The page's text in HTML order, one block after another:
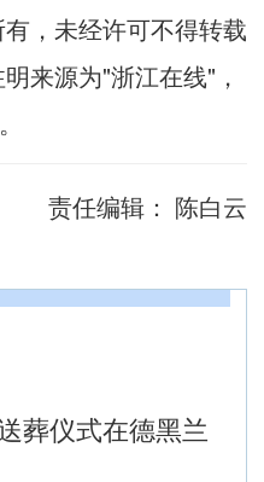
，未经许可不得转载
来源为"浙江在线"，
责任编辑： 陈白云
葬仪式在德黑兰